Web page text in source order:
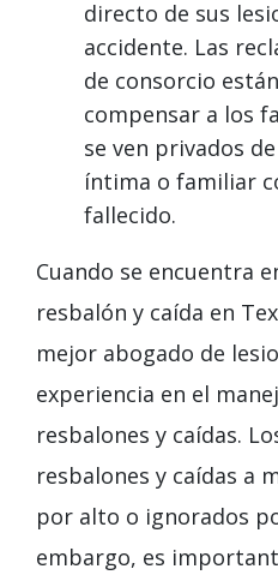
directo de sus
accidente. Las
de consorcio
compensar a los
se ven privados
íntima o familiar
fallecido.
Cuando se encuentra
resbalón y caída en
mejor abogado de
experiencia en el
resbalones y caídas.
resbalones y caídas a
por alto o ignorados
embargo, es